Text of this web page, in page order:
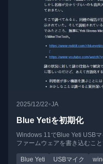
2025/12/22•JA
Blue Yetiを初期化
Windows 11でBlue Yeti USB
ファームウェアを書き込むこと
Blue Yeti USBマイク